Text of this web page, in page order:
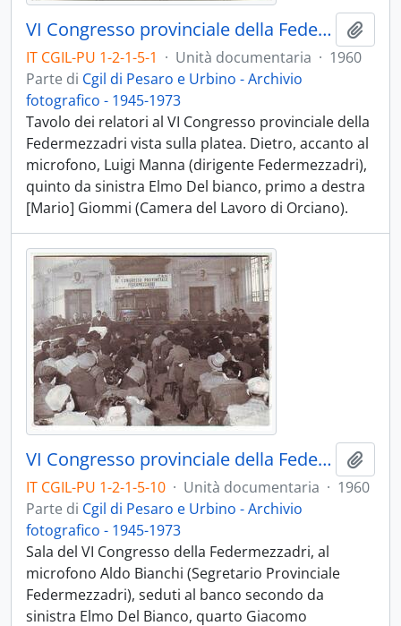
VI Congresso provinciale della Federmezzadri - 1960
IT CGIL-PU 1-2-1-5-1 · Unità documentaria · 1960
Parte di Cgil di Pesaro e Urbino - Archivio
fotografico - 1945-1973
Tavolo dei relatori al VI Congresso provinciale della
Federmezzadri vista sulla platea. Dietro, accanto al
microfono, Luigi Manna (dirigente Federmezzadri),
quinto da sinistra Elmo Del bianco, primo a destra
[Mario] Giommi (Camera del Lavoro di Orciano).
VI Congresso provinciale della Federmezzadri - 1960
IT CGIL-PU 1-2-1-5-10 · Unità documentaria · 1960
Parte di Cgil di Pesaro e Urbino - Archivio
fotografico - 1945-1973
Sala del VI Congresso della Federmezzadri, al
microfono Aldo Bianchi (Segretario Provinciale
Federmezzadri), seduti al banco secondo da
sinistra Elmo Del Bianco, quarto Giacomo